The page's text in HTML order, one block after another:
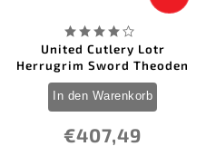
United Cutlery Lotr
Herrugrim Sword Theoden
€407,49
In den Warenkorb